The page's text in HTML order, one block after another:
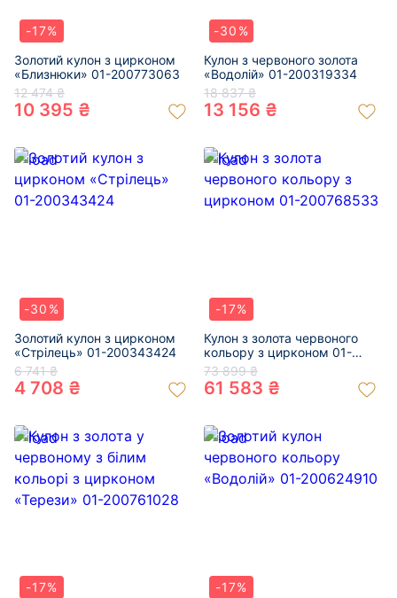
-17%
Золотий кулон з цирконом
«Близнюки» 01-200773063
12 474 ₴
10 395 ₴
-30%
Кулон з червоного золота
«Водолій» 01-200319334
18 837 ₴
13 156 ₴
-30%
Золотий кулон з цирконом
«Стрілець» 01-200343424
6 741 ₴
4 708 ₴
-17%
Кулон з золота червоного
кольору з цирконом 01-
200768533
73 899 ₴
61 583 ₴
-17%
-17%